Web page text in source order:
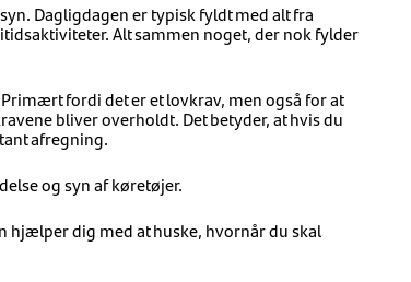
Dagligdagen er typisk fyldt med alt fra
Alt sammen noget, der nok fylder
fordi det er et lovkrav, men også for at
bliver overholdt. Det betyder, at hvis du
afregning.
og syn af køretøjer.
hjælper dig med at huske, hvornår du skal